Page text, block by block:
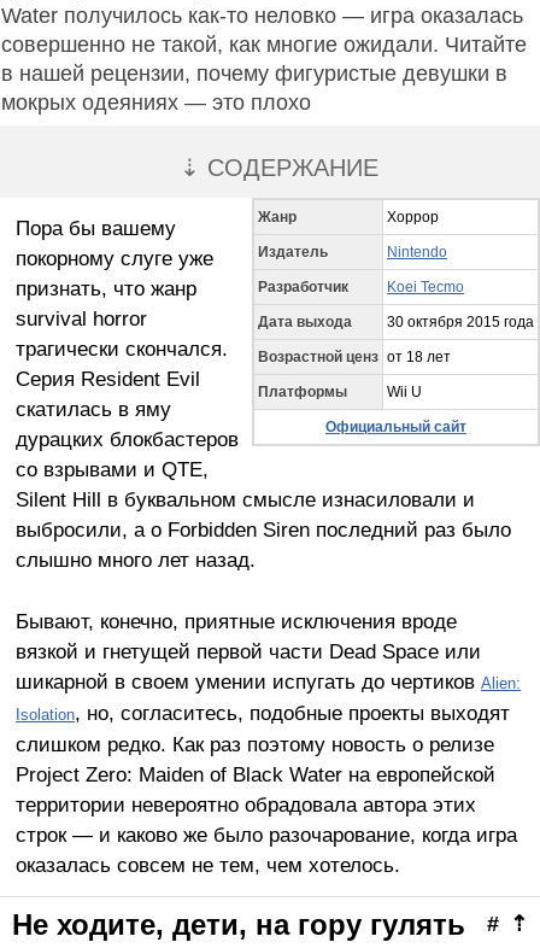
Water получилось как-то неловко — игра оказалась
совершенно не такой, как многие ожидали. Читайте
в нашей рецензии, почему фигуристые девушки в
мокрых одеяниях — это плохо
⇣ СОДЕРЖАНИЕ
Жанр Хоррор
Издатель Nintendo
Разработчик Koei Tecmo
Дата выхода 30 октября 2015 года
Возрастной ценз от 18 лет
Платформы Wii U
Официальный сайт
Пора бы вашему
покорному слуге уже
признать, что жанр
survival horror
трагически скончался.
Серия Resident Evil
скатилась в яму
дурацких блокбастеров
со взрывами и QTE,
Silent Hill в буквальном смысле изнасиловали и
выбросили, а о Forbidden Siren последний раз было
слышно много лет назад.
Бывают, конечно, приятные исключения вроде
вязкой и гнетущей первой части Dead Space или
шикарной в своем умении испугать до чертиков Alien:
Isolation, но, согласитесь, подобные проекты выходят
слишком редко. Как раз поэтому новость о релизе
Project Zero: Maiden of Black Water на европейской
территории невероятно обрадовала автора этих
строк — и каково же было разочарование, когда игра
оказалась совсем не тем, чем хотелось.
⇡
#
Не ходите, дети, на гору гулять